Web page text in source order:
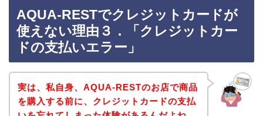
AQUA-RESTでクレジットカードが
使えない理由３．「クレジットカー
ドの支払いエラー」
実は、私自身、AQUA-RESTのお店で商品
を購入する前に、クレジットカードの支払